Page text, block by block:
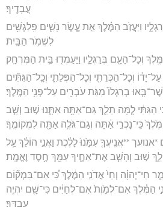
עֲבָדֶֽיךָ׃
וַיַּעֲזֹ֣ב הַמֶּ֗לֶךְ אֵ֣ת עֶ֧שֶׂר נָשִׁ֛ים פִּֽלַגְשִׁ֖ים
לִשְׁמֹ֥ר הַבָּֽיִת׃
וְכָל־הָעָ֖ם בְּרַגְלָ֑יו וַיַּעַמְד֖וּ בֵּ֥ית הַמֶּרְחָֽק׃
וְכָל־הַכְּרֵתִ֖י וְכָל־הַפְּלֵתִ֑י וְכָֽל־הַגִּתִּ֞ים
בְרַגְלוֹ֙ מִגַּ֔ת עֹבְרִ֖ים עַל־פְּנֵ֥י הַמֶּֽלֶךְ׃
הַגִּתִּ֔י לָ֧מָּה תֵלֵ֛ךְ גַּם־אַתָּ֖ה אִתָּ֑נוּ שׁ֣וּב וְשֵׁ֤ב
כִּֽי־נָכְרִ֣י אַ֔תָּה וְגַם־גֹּלֶ֥ה אַתָּ֖ה לִמְקוֹמֶֽךָ׃
*אנועך **אֲנִֽיעֲךָ֤ עִמָּ֙נוּ֙ לָלֶ֔כֶת וַאֲנִ֣י הוֹלֵ֔ךְ עַ֥ל
שׁ֣וּב וְהָשֵׁ֧ב אֶת־אַחֶ֛יךָ עִמָּ֖ךְ חֶ֥סֶד וֶאֱמֶֽת׃
חַי־יְהוָ֗ה וְחֵי֙ אֲדֹנִ֣י הַמֶּ֔לֶךְ כִּ֠י אִם־בִּמְק֞וֹם
הַמֶּ֗לֶךְ אִם־לְמָ֙וֶת֙ אִם־לְחַיִּ֔ים כִּי־שָׁ֖ם יִהְיֶ֥ה
עַבְדֶּֽךָ׃